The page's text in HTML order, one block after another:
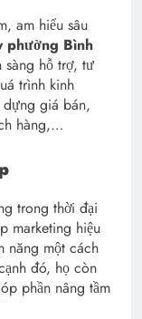
am hiểu sâu
phường Bình
sàng hỗ trợ, tư
trình kinh
dựng giá bán,
hàng,…
trong thời đại
marketing hiệu
năng một cách
đó, họ còn
phần nâng tầm